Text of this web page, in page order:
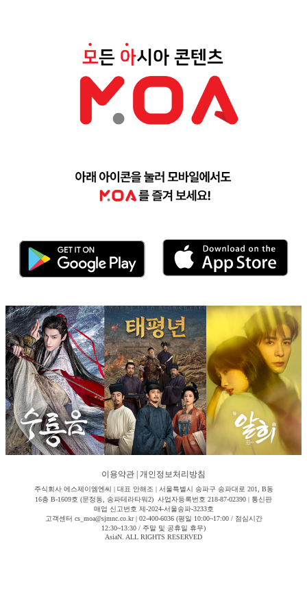
이용약관 개인정보처리방침
주식회사 에스제이엠엔씨 | 대표 안해조 | 서울특별시 송파구 송파대로 201, B동
16층 B-1609호 (문정동, 송파테라타워2) 사업자등록번호 218-87-02390 | 통신판
매업 신고번호 제-2024-서울송파-3233호
고객센터 cs_moa@sjmnc.co.kr | 02-400-6036 (평일 10:00~17:00 / 점심시간
12:30~13:30 / 주말 및 공휴일 휴무)
AsiaN. ALL RIGHTS RESERVED